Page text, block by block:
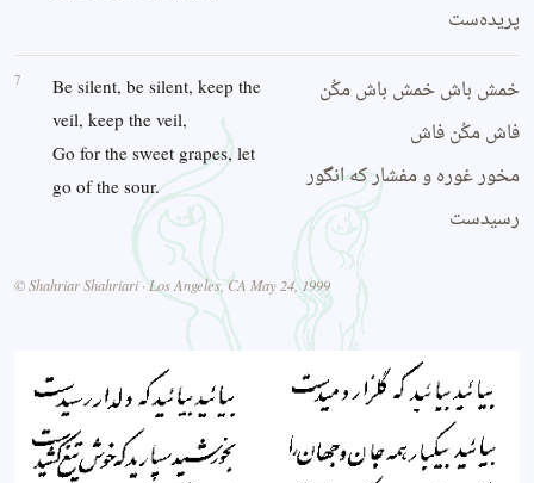
پریده‌ست
7
Be silent, be silent, keep the
veil, keep the veil,
Go for the sweet grapes, let
go of the sour.
خمش باش خمش باش مکُن
فاش مکُن فاش
مخور غوره و مفشار که انگور
رسیدست
© Shahriar Shahriari · Los Angeles, CA May 24, 1999